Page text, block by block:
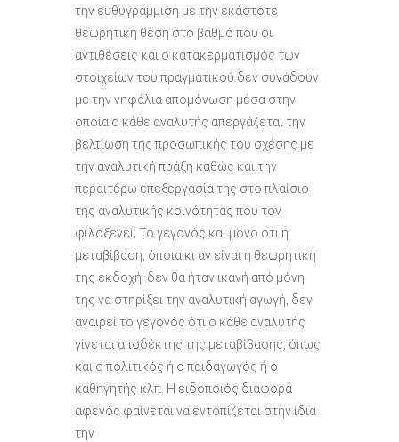
την ευθυγράμμιση με την εκάστοτε
θεωρητική θέση στο βαθμό που οι
αντιθέσεις και ο κατακερματισμός των
στοιχείων του πραγματικού δεν συνάδουν
με την νηφάλια απομόνωση μέσα στην
οποία ο κάθε αναλυτής απεργάζεται την
βελτίωση της προσωπικής του σχέσης με
την αναλυτική πράξη καθώς και την
περαιτέρω επεξεργασία της στο πλαίσιο
της αναλυτικής κοινότητας που τον
φιλοξενεί; Το γεγονός και μόνο ότι η
μεταβίβαση, όποια κι αν είναι η θεωρητική
της εκδοχή, δεν θα ήταν ικανή από μόνη
της να στηρίξει την αναλυτική αγωγή, δεν
αναιρεί το γεγονός ότι ο κάθε αναλυτής
γίνεται αποδέκτης της μεταβίβασης, όπως
και ο πολιτικός ή ο παιδαγωγός ή ο
καθηγητής κλπ. Η ειδοποιός διαφορά
αφενός φαίνεται να εντοπίζεται στην ίδια
την